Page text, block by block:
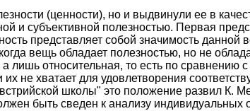
(ценности), но и выдвинули ее в
и субъективной полезностью. Первая
представляет собой значимость данной
вещь обладает полезностью, но не
лишь относительная, то есть по сравнению
не хватает для удовлетворения
школы" это положение развил К.
быть сведен к анализу индивидуальных